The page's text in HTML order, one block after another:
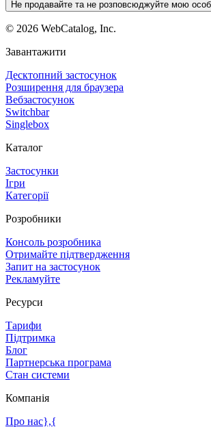
Не продавайте та не розповсюджуйте мою
© 2026 WebCatalog, Inc.
Завантажити
Десктопний застосунок
Розширення для браузера
Вебзастосунок
Switchbar
Singlebox
Каталог
Застосунки
Ігри
Категорії
Розробники
Консоль розробника
Отримайте підтвердження
Запит на застосунок
Рекламуйте
Ресурси
Тарифи
Підтримка
Блог
Партнерська програма
Стан системи
Компанія
Про нас},{